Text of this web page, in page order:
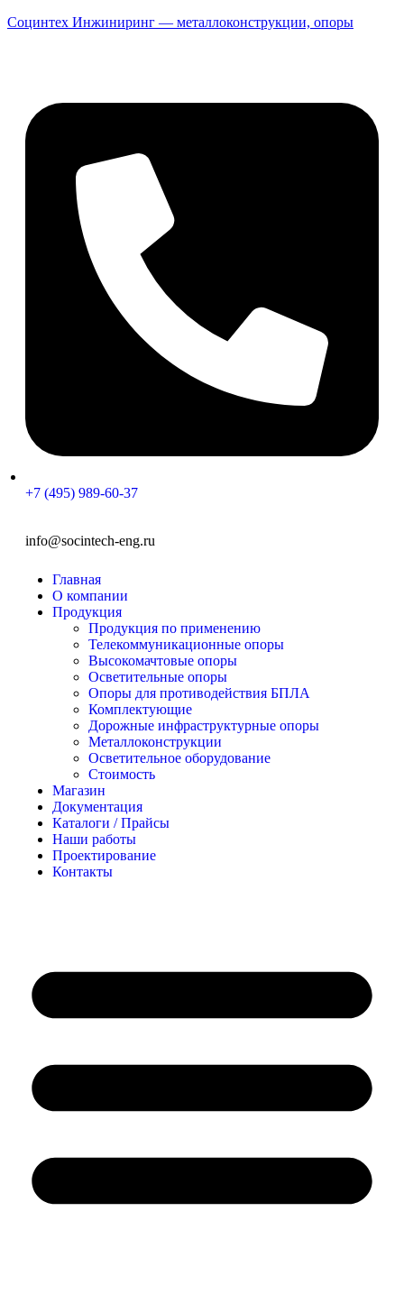
Социнтех Инжиниринг — металлоконструкции, опоры
+7 (495) 989-60-37
info@socintech-eng.ru
Главная
О компании
Продукция
Продукция по применению
Телекоммуникационные опоры
Высокомачтовые опоры
Осветительные опоры
Опоры для противодействия БПЛА
Комплектующие
Дорожные инфраструктурные опоры
Металлоконструкции
Осветительное оборудование
Стоимость
Магазин
Документация
Каталоги / Прайсы
Наши работы
Проектирование
Контакты